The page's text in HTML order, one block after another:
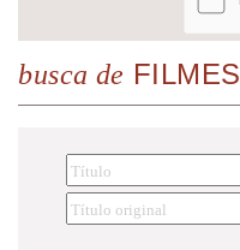
busca de FILMES